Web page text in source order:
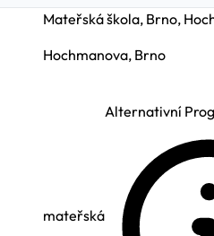
Mateřská škola, Brno,
Hochmanova, Brno
mateřská
Alternativní